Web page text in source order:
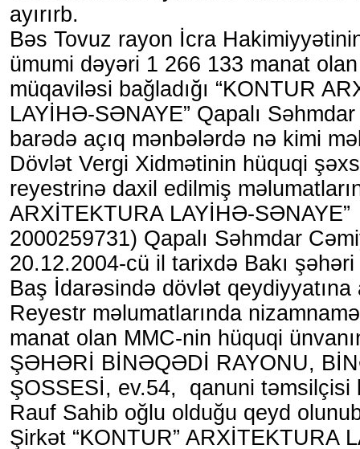
ayırırb.
Bəs Tovuz rayon İcra
ümumi dəyəri 1 266 133 manat
müqaviləsi bağladığı “KONTUR
LAYİHƏ-SƏNAYE” Qapalı
barədə açıq mənbələrdə nə kimi
Dövlət Vergi Xidmətinin hüquqi
reyestrinə daxil edilmiş
ARXİTEKTURA LAYİHƏ-
2000259731) Qapalı Səhmdar
20.12.2004-cü il tarixdə Bakı
Baş İdarəsində dövlət qeydiyyatına
Reyestr məlumatlarında
manat olan MMC-nin hüquqi
ŞƏHƏRİ BİNƏQƏDİ RAYONU,
ŞOSSESİ, ev.54, qanuni təmsilçisi
Rauf Sahib oğlu olduğu qeyd
Şirkət “KONTUR” ARXİTEKTURA